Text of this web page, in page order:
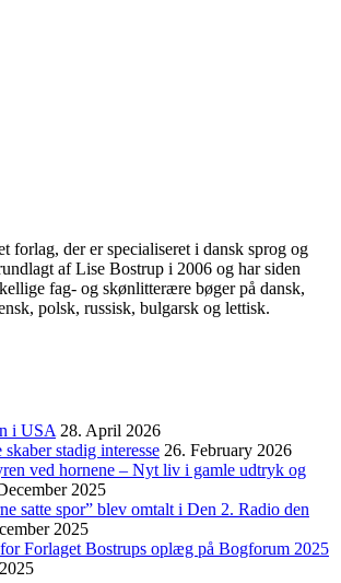
forlag, der er specialiseret i dansk sprog og
af Lise Bostrup i 2006 og har siden
fag- og skønlitterære bøger på dansk,
polsk, russisk, bulgarsk og lettisk.
i USA 28. April 2026
skaber stadig interesse 26. February 2026
ved hornene – Nyt liv i gamle udtryk og
2025
satte spor” blev omtalt i Den 2. Radio den
2025
for Forlaget Bostrups oplæg på Bogforum 2025